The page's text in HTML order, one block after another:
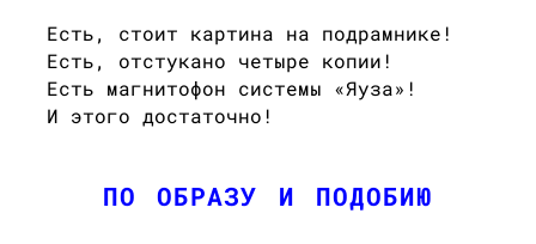
Есть, стоит картина на подрамнике!
Есть, отстукано четыре копии!
Есть магнитофон системы «Яуза»!
И этого достаточно!
ПО ОБРАЗУ И ПОДОБИЮ